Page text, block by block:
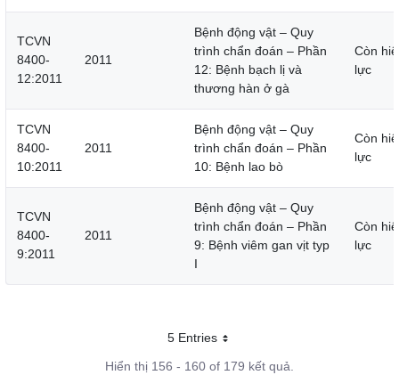
TCVN
8400-
12:2011
2011
Bệnh động vật – Quy
trình chẩn đoán – Phần
12: Bệnh bạch lị và
thương hàn ở gà
Còn
lực
TCVN
8400-
10:2011
2011
Bệnh động vật – Quy
trình chẩn đoán – Phần
10: Bệnh lao bò
Còn
lực
TCVN
8400-
9:2011
2011
Bệnh động vật – Quy
trình chẩn đoán – Phần
9: Bệnh viêm gan vịt typ
I
Còn
lực
5 EntriesMỗi trang
Hiển thị 156 - 160 of 179 kết quả.